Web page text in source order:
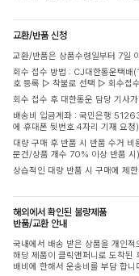
교환/반품 신청
교환/반품은 상품수령일부터 7일
회수 접수 방법 : CJ대한통운택
호 등록 ▷ 착불로 선택 ▷ 회수접
회수 접수 후 대한통운 담당 기사
배송비 입금계좌 : 국민은행
에 휴대폰 뒷번호 4자리 기재 요청)
대량 구매 후 반품 시 반품 수거
문건/상품 개수 70% 이상 반품 시)
상습적인 대량 반품 시 구매에 제
해외에서 확인된 불량제품
반품/교환 안내
국내에서 배송 받은 상품을 개인
해당 제품이 클릭앤퍼니로 도착된
배비에 한해서 운송비를 부담 합니